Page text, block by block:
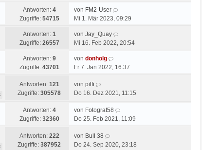
Antworten: 4
Zugriffe: 54715
von FM2-User
Mi 1. Mär 2023, 09:29
Antworten: 1
Zugriffe: 26557
von Jay_Quay
Mi 16. Feb 2022, 20:54
Antworten: 9
Zugriffe: 43701
von donholg
Fr 7. Jan 2022, 16:37
Antworten: 121
Zugriffe:305578
von pilfi
Do 16. Dez 2021, 11:15
Antworten: 4
Zugriffe: 32360
von Fotograf58
Do 25. Feb 2021, 11:09
Antworten: 222
Zugriffe:387952
von Bull 38
Do 24. Sep 2020, 23:18